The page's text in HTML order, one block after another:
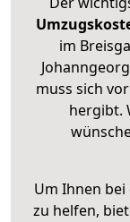
im
muss sich
hergibt.
Um Ihnen
zu helfen,